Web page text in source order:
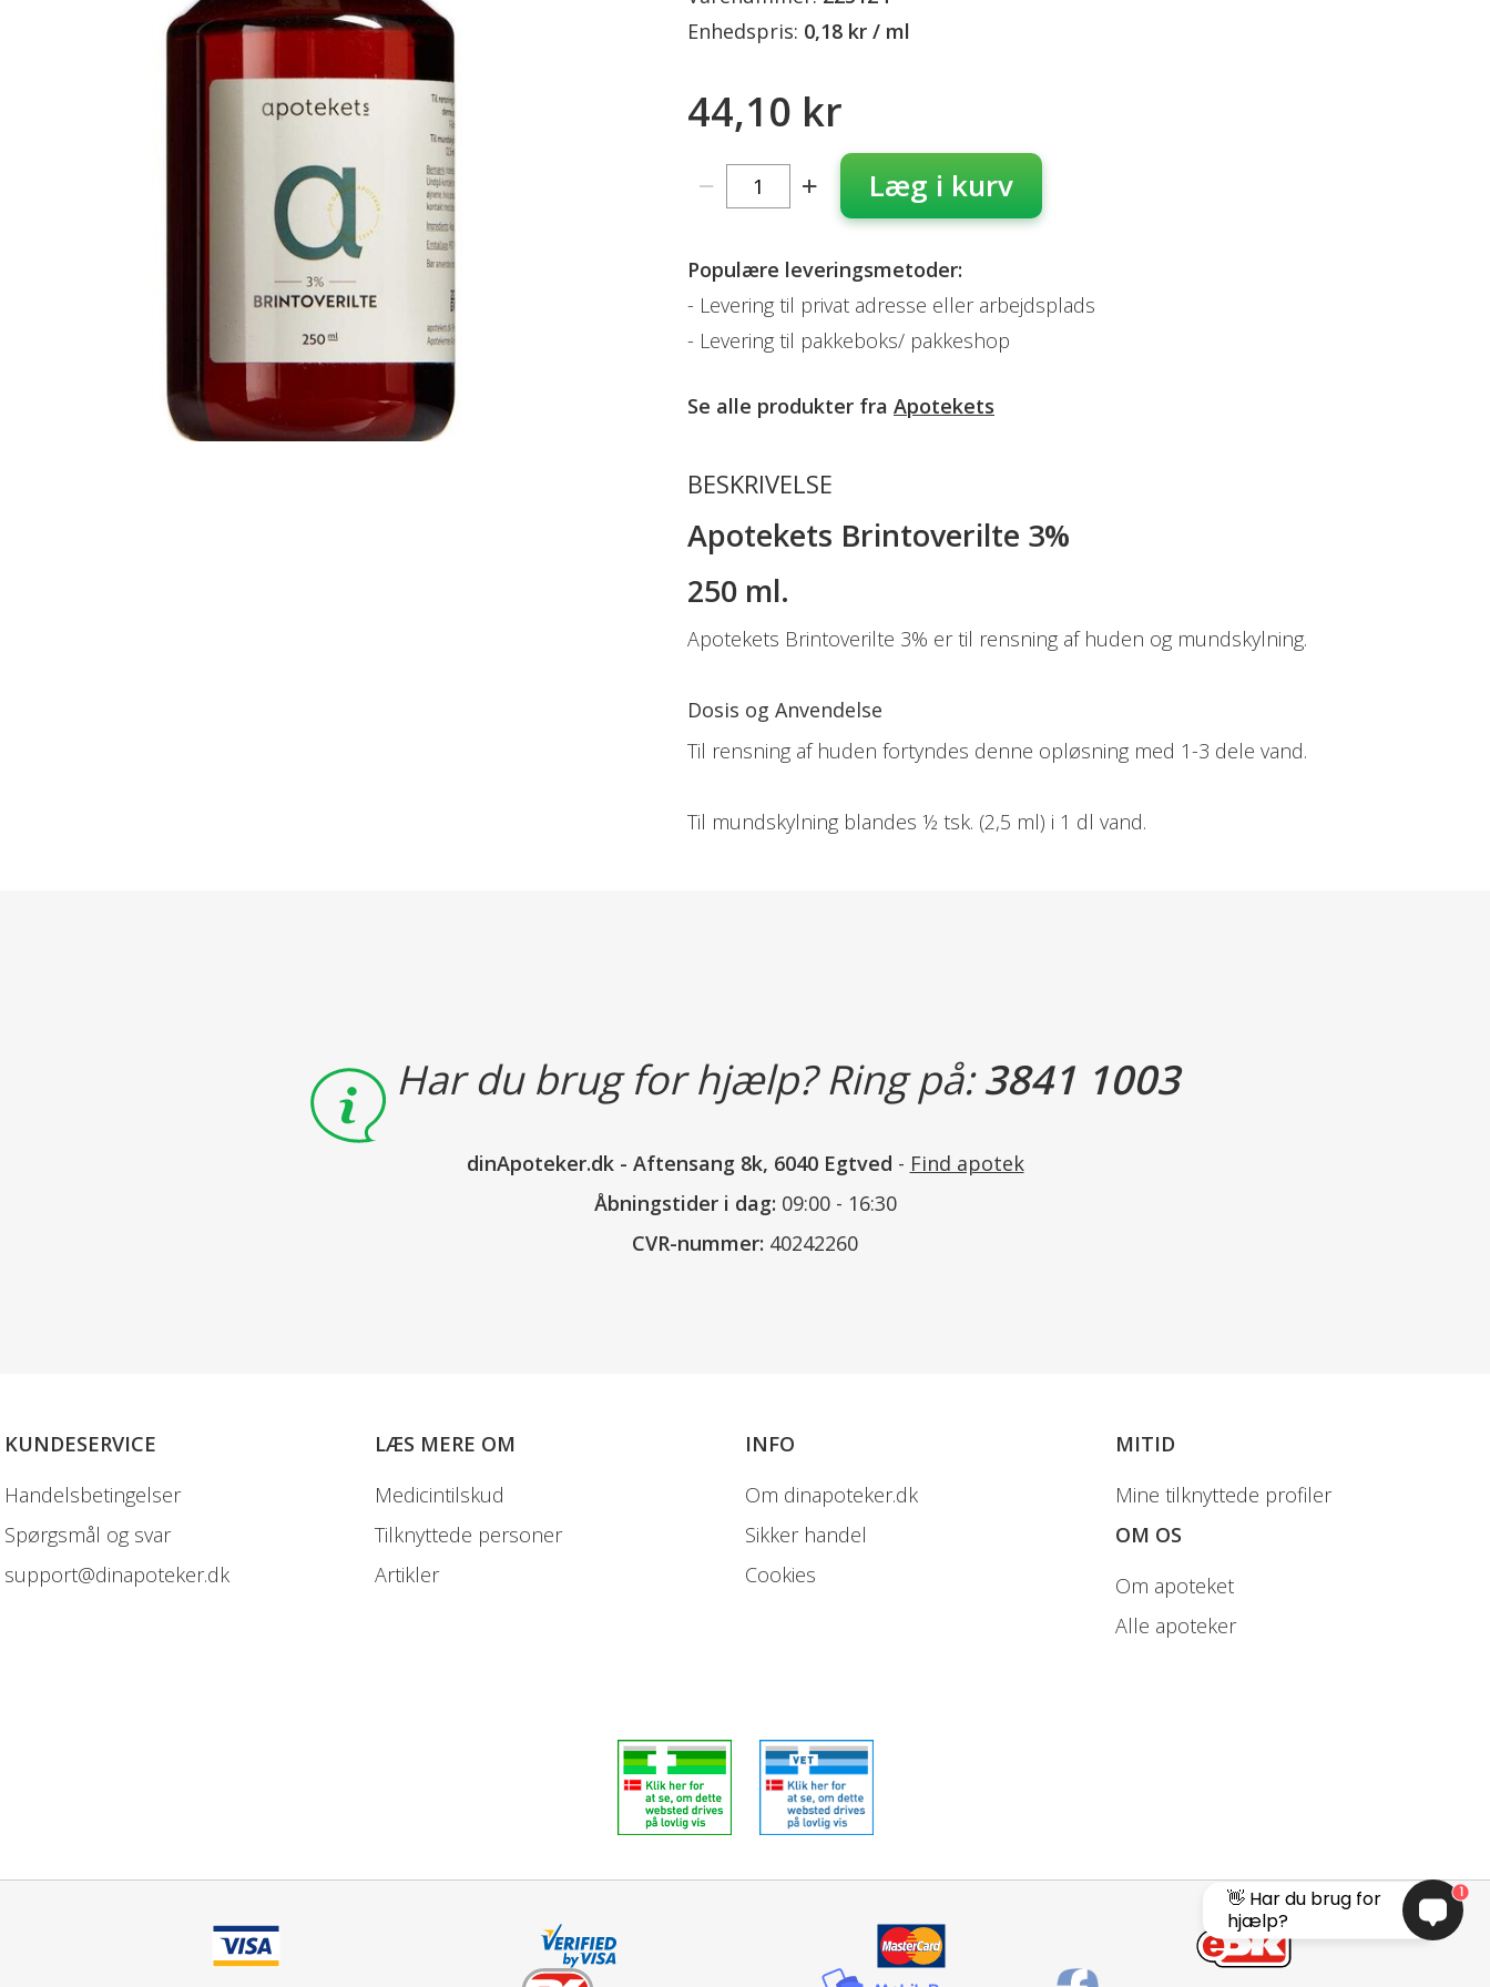
Enhedspris: 0,18 kr / ml
44,10 kr
Læg i kurv
Populære leveringsmetoder:
Levering til privat adresse eller arbejdsplads
Levering til pakkeboks/ pakkeshop
Se alle produkter fra Apotekets
BESKRIVELSE
Apotekets Brintoverilte 3%
250 ml.
Apotekets Brintoverilte 3% er til rensning af huden og mundskylning.
Dosis og Anvendelse
Til rensning af huden fortyndes denne opløsning med 1-3 dele vand.
Til mundskylning blandes ½ tsk. (2,5 ml) i 1 dl vand.
Læs mere
Har du brug for hjælp? Ring på:3841 1003
dinApoteker.dk- Aftensang 8k, 6040 Egtved - Find apotek
Åbningstider i dag: 09:00 - 16:30
CVR-nummer: 40242260
KUNDESERVICE
Handelsbetingelser
Spørgsmål og svar
support@dinapoteker.dk
LÆS MERE OM
Medicintilskud
Tilknyttede personer
Artikler
INFO
Om dinapoteker.dk
Sikker handel
Cookies
MITID
Mine tilknyttede profiler
OM OS
Om apoteket
Alle apoteker
👋 Har du brug for
hjælp?
1